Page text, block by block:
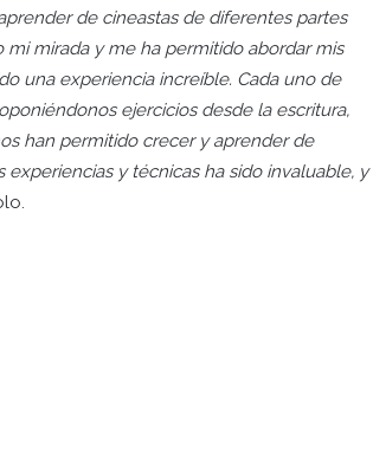
de cineastas de diferentes partes
mirada y me ha permitido abordar mis
una experiencia increíble. Cada uno de
ejercicios desde la escritura,
han permitido crecer y aprender de
y técnicas ha sido invaluable, y